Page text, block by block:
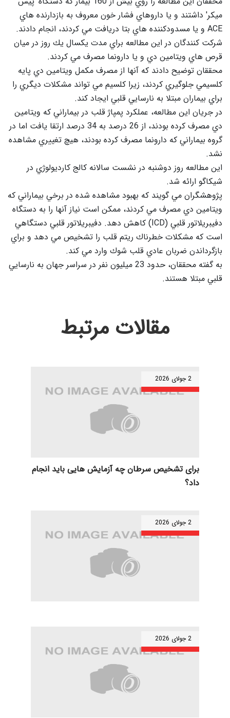
ميكر' داشتند و يا داروهاي فشار خون معروف به بازدارنده هاي
ACE و يا مسدودكننده هاي بتا دريافت مي كردند، انجام دادند.
شركت كنندگان در اين مطالعه براي مدت يكسال يك روز در ميان
قرص هاي ويتامين دي و يا دارونما مصرف مي كردند.
محققان توضيح دادند كه آنها از مصرف مكمل ويتامين دي پايه
كلسيمي جلوگيري كردند، زيرا كلسيم مي تواند مشكلات ديگري را
براي بيماران مبتلا به نارسايي قلبي ايجاد كند.
در جريان اين مطالعه، عملكرد پمپاژ قلب در بيماراني كه ويتامين
دي مصرف كرده بودند، از 26 درصد به 34 درصد ارتقا يافت اما در
گروه بيماراني كه دارونما مصرف كرده بودند، هيچ تغييري مشاهده
نشد.
اين مطالعه روز دوشنبه در نشست سالانه كالج كارديولوژي در
شيكاگو ارائه شد.
پژوهشگران مي گويند كه بهبود مشاهده شده در برخي بيماراني كه
ويتامين دي مصرف مي كردند، ممكن است نياز آنها را به دستگاه
دفيبريلاتور قلبي (ICD) كاهش دهد. دفيبريلاتور قلبي دستگاهي
است كه مشكلات خطرناك ريتم قلب را تشخيص مي دهد و براي
بازگرداندن ضربان عادي قلب شوك وارد مي كند.
به گفته محققان، حدود 23 ميليون نفر در سراسر جهان به نارسايي
قلبي مبتلا هستند.
مقالات مرتبط
2 جولای 2026
برای تشخیص سرطان چه آزمایش هایی باید انجام
داد؟
2 جولای 2026
2 جولای 2026